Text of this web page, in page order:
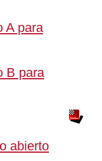
A para
B para
abierto